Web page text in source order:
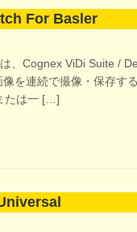
For Basler
、Cognex ViDi Suite /
像を連続で撮像・保存す
たは一 […]